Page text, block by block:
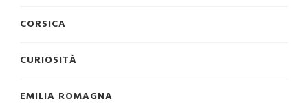
CORSICA
CURIOSITÀ
EMILIA ROMAGNA